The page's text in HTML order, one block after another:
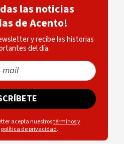
las noticias
de Acento!
y recibe las historias
del día.
acepta nuestrostérminos y
política de privacidad.